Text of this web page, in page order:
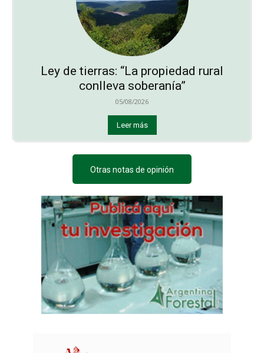
Ley de tierras: “La propiedad rural
conlleva soberanía”
05/08/2026
Leer más
Otras notas de opinión